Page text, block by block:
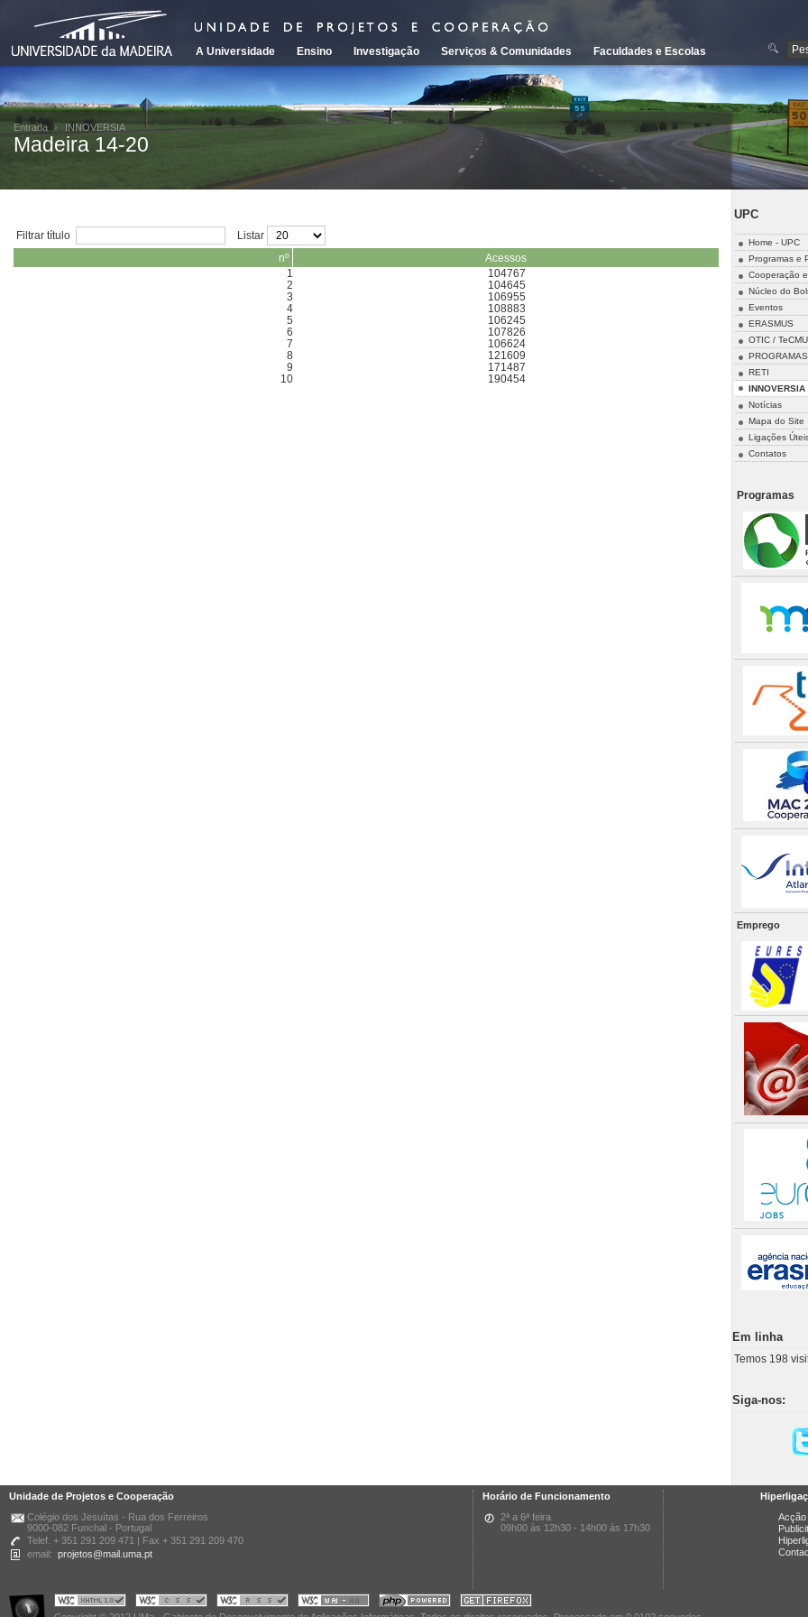
A Universidade Ensino Investigação Serviços & Comunidades Faculdades e Escolas
Entrada INNOVERSIA
Madeira 14-20
Filtrar título Listar
nº
Acessos
1
104767
2
104645
3
106955
4
108883
5
106245
6
107826
7
106624
8
121609
9
171487
10
190454
UPC
Home - UPC
Programas e
Cooperação
Núcleo do
Eventos
ERASMUS
OTIC / TeCMU
RETI
INNOVERSIA
Notícias
Mapa do Site
Ligações
Contatos
Programas
Emprego
Em linha
Temos 198
Siga-nos:
Unidade de Projetos e Cooperação
Colégio dos Jesuítas - Rua dos Ferreiros
9000-082 Funchal - Portugal
Telef. + 351 291 209 471 | Fax + 351 291 209 470
email: projetos@mail.uma.pt
Horário de Funcionamento
2ª a 6ª feira
09h00 às 12h30 - 14h00 às 17h30
Acção